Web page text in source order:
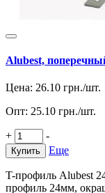
Alubest,
Цена: 26.10 грн./шт.
Опт: 25.10 грн./шт.
+ -
Купить Еще
T-профиль Alubest
профиль 24мм,